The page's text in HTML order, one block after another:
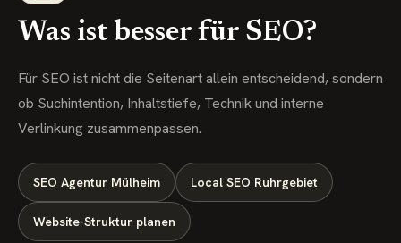
Was ist besser für SEO?
Für SEO ist nicht die Seitenart allein entscheidend, sondern
ob Suchintention, Inhaltstiefe, Technik und interne
Verlinkung zusammenpassen.
SEO Agentur Mülheim Local SEO Ruhrgebiet
Website-Struktur planen